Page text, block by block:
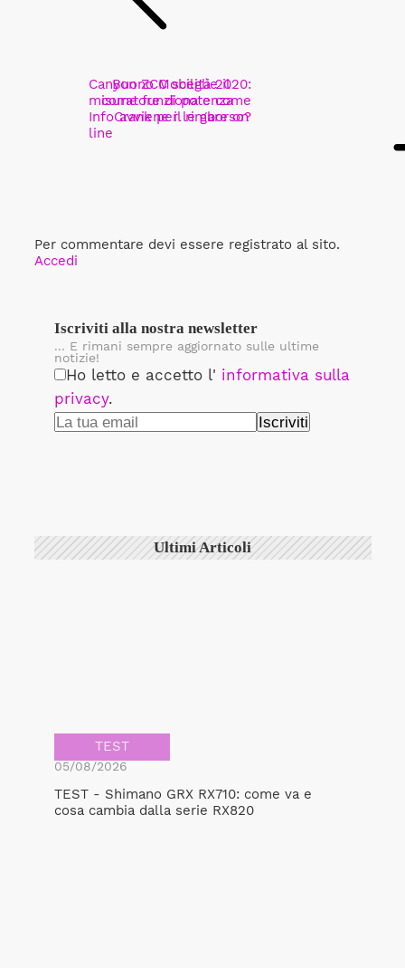
Canyon ZCC sceglie il
misuratore di potenza
InfoCrank per le gare on
line
Buono Mobilità 2020:
come funziona e come
avviene il rimborso?
Per commentare devi essere registrato al sito.
Accedi
Iscriviti alla nostra newsletter
... E rimani sempre aggiornato sulle ultime
notizie!
Ho letto e accetto l' informativa sulla
privacy.
Ultimi Articoli
TEST
05/08/2026
TEST - Shimano GRX RX710: come va e
cosa cambia dalla serie RX820